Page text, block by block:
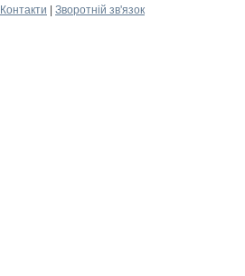
Контакти
Зворотній зв'язок